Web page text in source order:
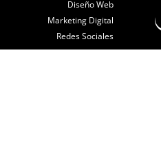
Diseño Web
Marketing Digital
Redes Sociales